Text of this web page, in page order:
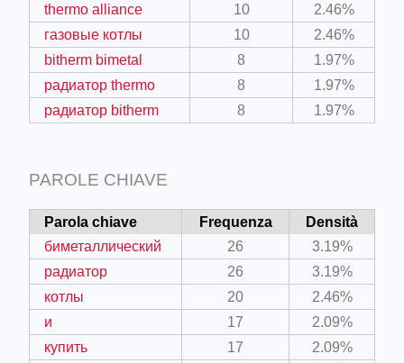
thermo alliance
10
2.46%
газовые котлы
10
2.46%
bitherm bimetal
8
1.97%
радиатор thermo
8
1.97%
радиатор bitherm
8 1.97%
PAROLE CHIAVE
Parola chiave Frequenza
Densità
биметаллический
26
3.19%
радиатор
26
3.19%
котлы
20
2.46%
и
17
2.09%
купить
17
2.09%